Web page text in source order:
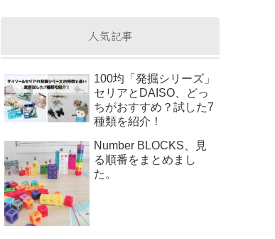
人気記事
100均「発掘シリーズ」
セリアとDAISO、どっ
ちがおすすめ？試した7
種類を紹介！
Number BLOCKS、見
る順番をまとめまし
た。